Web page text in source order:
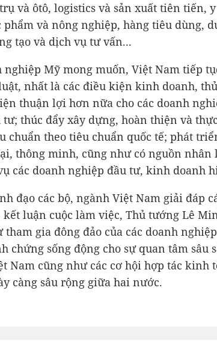
và ôtô, logistics và sản xuất tiên tiến,
phẩm và nông nghiệp, hàng tiêu dùng,
tạo và dịch vụ tư vấn...
nghiệp Mỹ mong muốn, Việt Nam tiếp
nhất là các điều kiện kinh doanh,
thuận lợi hơn nữa cho các doanh
tư; thúc đẩy xây dựng, hoàn thiện và
chuẩn theo tiêu chuẩn quốc tế; phát
thông minh, cũng như có nguồn nhân
các doanh nghiệp đầu tư, kinh doanh
đạo các bộ, ngành Việt Nam giải đáp
kết luận cuộc làm việc, Thủ tướng Lê
tham gia đông đảo của các doanh
chứng sống động cho sự quan tâm sâu
Nam cũng như các cơ hội hợp tác kinh
càng sâu rộng giữa hai nước.